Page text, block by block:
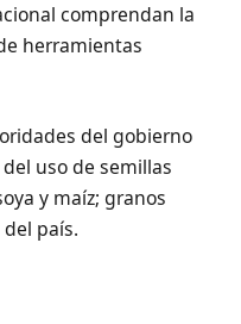
comprendan la
herramientas
del gobierno
uso de semillas
y maíz; granos
país.